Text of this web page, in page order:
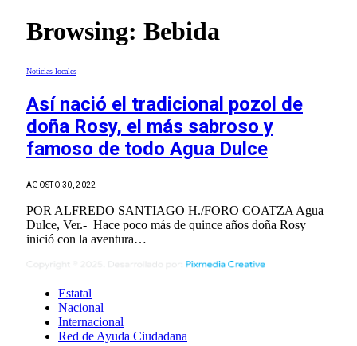
Browsing: Bebida
Noticias locales
Así nació el tradicional pozol de
doña Rosy, el más sabroso y
famoso de todo Agua Dulce
AGOSTO 30, 2022
POR ALFREDO SANTIAGO H./FORO COATZA Agua
Dulce, Ver.- Hace poco más de quince años doña Rosy
inició con la aventura…
Estatal
Nacional
Internacional
Red de Ayuda Ciudadana